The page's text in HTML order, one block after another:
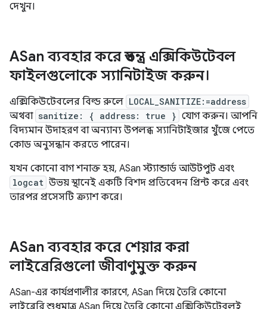
দেখুন।
ASan ব্যবহার করে স্বতন্ত্র এক্সিকিউটেবল
ফাইলগুলোকে স্যানিটাইজ করুন।
এক্সিকিউটেবলের বিল্ড রুলে LOCAL_SANITIZE:=address
অথবা sanitize: { address: true } যোগ করুন। আপনি
বিদ্যমান উদাহরণ বা অন্যান্য উপলব্ধ স্যানিটাইজার খুঁজে পেতে
কোড অনুসন্ধান করতে পারেন।
যখন কোনো বাগ শনাক্ত হয়, ASan স্ট্যান্ডার্ড আউটপুট এবং
logcat উভয় স্থানেই একটি বিশদ প্রতিবেদন প্রিন্ট করে এবং
তারপর প্রসেসটি ক্র্যাশ করে।
ASan ব্যবহার করে শেয়ার করা
লাইব্রেরিগুলো জীবাণুমুক্ত করুন
ASan-এর কার্যপ্রণালীর কারণে, ASan দিয়ে তৈরি কোনো
লাইব্রেরি শুধুমাত্র ASan দিয়ে তৈরি কোনো এক্সিকিউটেবলই